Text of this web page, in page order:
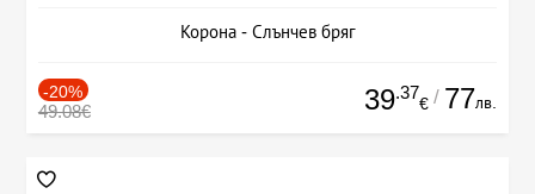
Корона - Слънчев бряг
-20%
49.08€ 39.37
€ / 77лв.